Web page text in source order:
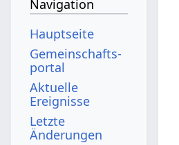
Navigation
Hauptseite
Gemeinschafts­
portal
Aktuelle
Ereignisse
Letzte
Änderungen